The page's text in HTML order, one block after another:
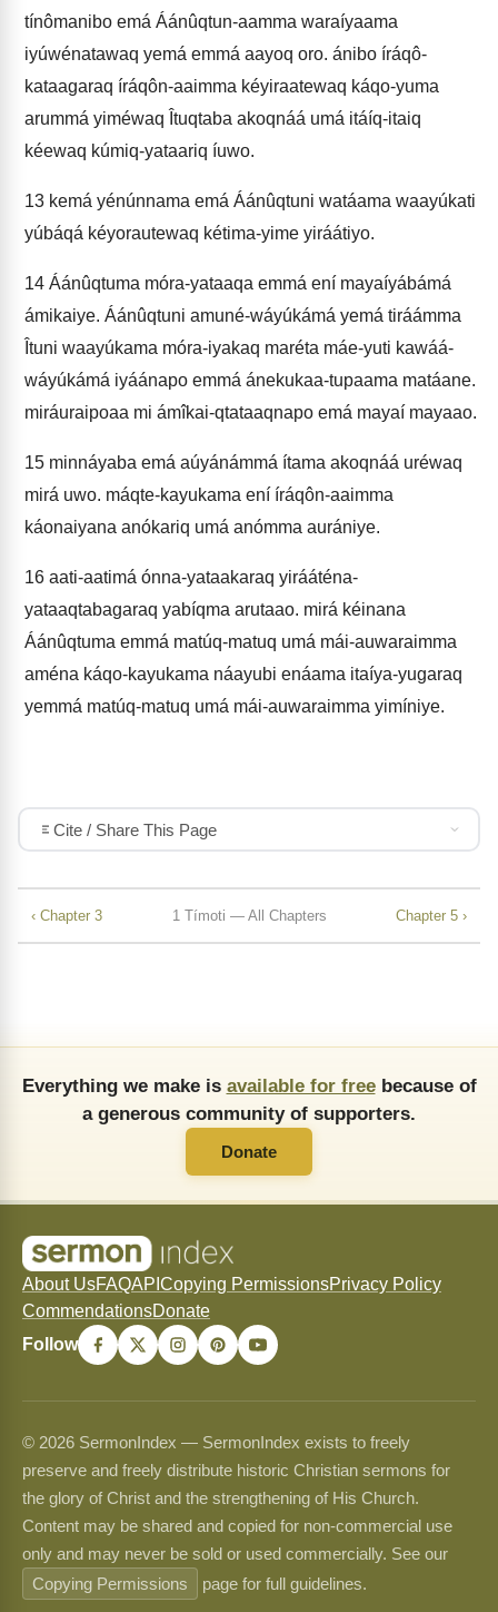
tínômanibo emá Áánûqtun-aamma waraíyaama
iyúwénatawaq yemá emmá aayoq oro. ánibo íráqô-
kataagaraq íráqôn-aaimma kéyiraatewaq káqo-yuma
arummá yiméwaq Îtuqtaba akoqnáá umá itáíq-itaiq
kéewaq kúmiq-yataariq íuwo.
13 kemá yénúnnama emá Áánûqtuni watáama waayúkati
yúbáqá kéyorautewaq kétima-yime yiráátiyo.
14 Áánûqtuma móra-yataaqa emmá ení mayaíyábámá
ámikaiye. Áánûqtuni amuné-wáyúkámá yemá tiráámma
Îtuni waayúkama móra-iyakaq maréta máe-yuti kawáá-
wáyúkámá iyáánapo emmá ánekukaa-tupaama matáane.
miráuraipoaa mi ámîkai-qtataaqnapo emá mayaí mayaao.
15 minnáyaba emá aúyánámmá ítama akoqnáá uréwaq
mirá uwo. máqte-kayukama ení íráqôn-aaimma
káonaiyana anókariq umá anómma aurániye.
16 aati-aatimá ónna-yataakaraq yirááténa-
yataaqtabagaraq yabíqma arutaao. mirá kéinana
Áánûqtuma emmá matúq-matuq umá mái-auwaraimma
aména káqo-kayukama náayubi enáama itaíya-yugaraq
yemmá matúq-matuq umá mái-auwaraimma yimíniye.
Cite / Share This Page
‹ Chapter 3 1 Tímoti — All Chapters Chapter 5 ›
Everything we make is available for freebecause of
a generous community of supporters.
Donate
About UsFAQAPI Copying PermissionsPrivacy Policy
CommendationsDonate
Follow
© 2026 SermonIndex — SermonIndex exists to freely
preserve and freely distribute historic Christian sermons for
the glory of Christ and the strengthening of His Church.
Content may be shared and copied for non-commercial use
only and may never be sold or used commercially. See our
Copying Permissions
page for full guidelines.